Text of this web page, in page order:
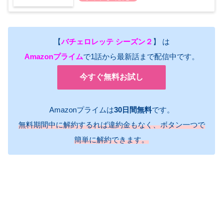
【バチェロレッテ シーズン２ 】 は
Amazonプライムで1話から最新話まで配信中です。
今すぐ無料お試し
Amazonプライムは30日間無料です。
無料期間中に解約するれば違約金もなく、ボタン一つで
簡単に解約できます。